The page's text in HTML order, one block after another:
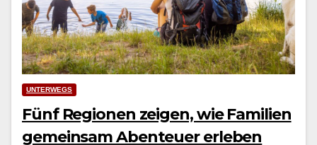
UNTERWEGS
Fünf Regionen zeigen, wie Familien
gemeinsam Abenteuer erleben